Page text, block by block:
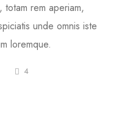
totam rem aperiam,
unde omnis iste
loremque.
4